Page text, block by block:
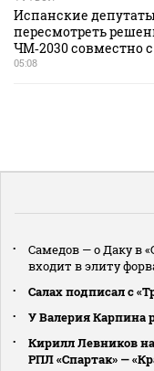
Испанские
пересмотреть
ЧМ‑2030 совместно
05:08
Самедов — о Даку в
входит в элиту
Салах подписал с
У Валерия Карпина
Кирилл Левников
РПЛ «Спартак» —